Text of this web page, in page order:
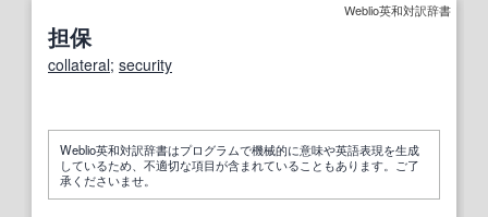
Weblio英和対訳辞書
担保
collateral; security
Weblio英和対訳辞書はプログラムで機械的に意味や英語表現を生成
しているため、不適切な項目が含まれていることもあります。ご了
承くださいませ。